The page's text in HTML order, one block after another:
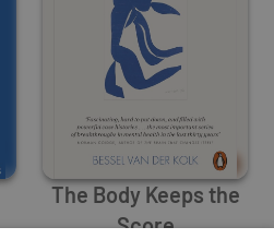
The Body Keeps the
Score